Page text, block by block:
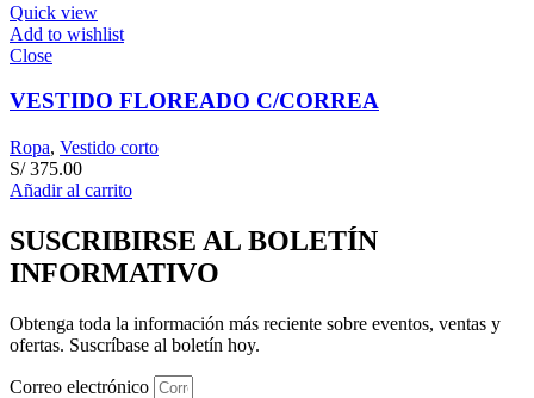
Quick view
Add to wishlist
Close
VESTIDO FLOREADO C/CORREA
Ropa, Vestido corto
S/375.00
Añadir al carrito
SUSCRIBIRSE AL BOLETÍN
INFORMATIVO
Obtenga toda la información más reciente sobre eventos, ventas y
ofertas. Suscríbase al boletín hoy.
Correo electrónico